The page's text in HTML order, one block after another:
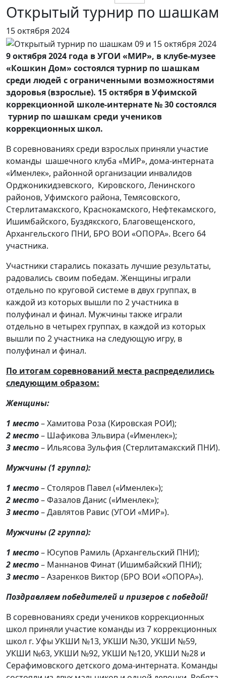
Открытый турнир по шашкам
15 октября 2024
9 октября 2024 года в УГОИ «МИР», в клубе-музее
«Кошкин Дом» состоялся турнир по шашкам
среди людей с ограниченными возможностями
здоровья (взрослые). 15 октября в Уфимской
коррекционной школе-интернате № 30 состоялся
турнир по шашкам среди учеников
коррекционных школ.
В соревнованиях среди взрослых приняли участие
команды шашечного клуба «МИР», дома-интерната
«Именлек», районной организации инвалидов
Орджоникидзевского, Кировского, Ленинского
районов, Уфимского района, Темясовского,
Стерлитамакского, Краснокамского, Нефтекамского,
Ишимбайского, Буздякского, Благовещенского,
Архангельского ПНИ, БРО ВОИ «ОПОРА». Всего 64
участника.
Участники старались показать лучшие результаты,
радовались своим победам. Женщины играли
отдельно по круговой системе в двух группах, в
каждой из которых вышли по 2 участника в
полуфинал и финал. Мужчины также играли
отдельно в четырех группах, в каждой из которых
вышли по 2 участника на следующую игру, в
полуфинал и финал.
По итогам соревнований места распределились
следующим образом:
Женщины:
1 место– Хамитова Роза (Кировская РОИ);
2 место– Шафикова Эльвира («Именлек»);
3 место– Ильясова Зульфия (Стерлитамакский ПНИ).
Мужчины (1 группа):
1 место– Столяров Павел («Именлек»);
2 место– Фазалов Данис («Именлек»);
3 место– Давлятов Равис (УГОИ «МИР»).
Мужчины (2 группа):
1 место– Юсупов Рамиль (Архангельский ПНИ);
2 место– Маннанов Финат (Ишимбайский ПНИ);
3 место– Азаренков Виктор (БРО ВОИ «ОПОРА»).
Поздравляем победителей и призеров с победой!
В соревнованиях среди учеников коррекционных
школ приняли участие команды из 7 коррекционных
школ г. Уфы УКШИ №13, УКШИ №30, УКШИ №59,
УКШИ №63, УКШИ №92, УКШИ №120, УКШИ №28 и
Серафимовского детского дома-интерната. Команды